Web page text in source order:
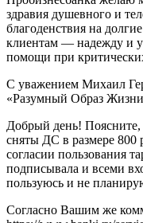
здравия душевного и
благоденствия на
клиентам — надежду и
помощи при
С уважением Михаил
«Разумный Образ
Добрый день! Поясните,
сняты ДС в размере 800
согласии пользования
подписывала и всеми
пользуюсь и не
Согласно Вашим же